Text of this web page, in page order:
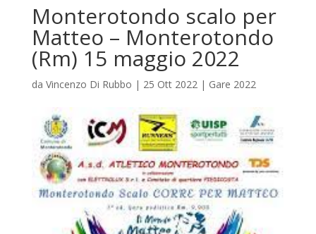
Monterotondo scalo per
Matteo – Monterotondo
(Rm) 15 maggio 2022
da Vincenzo Di Rubbo | 25 Ott 2022| Gare 2022